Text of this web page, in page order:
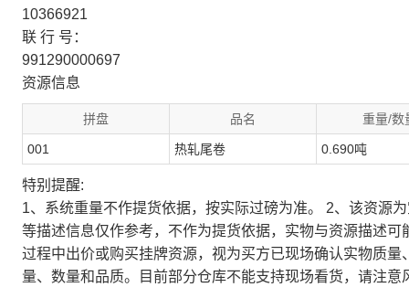
10366921
联 行 号：
991290000697
资源信息
拼盘 品名 重量/数
001 热轧尾卷 0.690吨
特别提醒:
1、系统重量不作提货依据，按实际过磅为准。 2、该资源
等描述信息仅作参考，不作为提货依据，实物与资源描述
过程中出价或购买挂牌资源，视为买方已现场确认实物质
量、数量和品质。目前部分仓库不能支持现场看货，请注